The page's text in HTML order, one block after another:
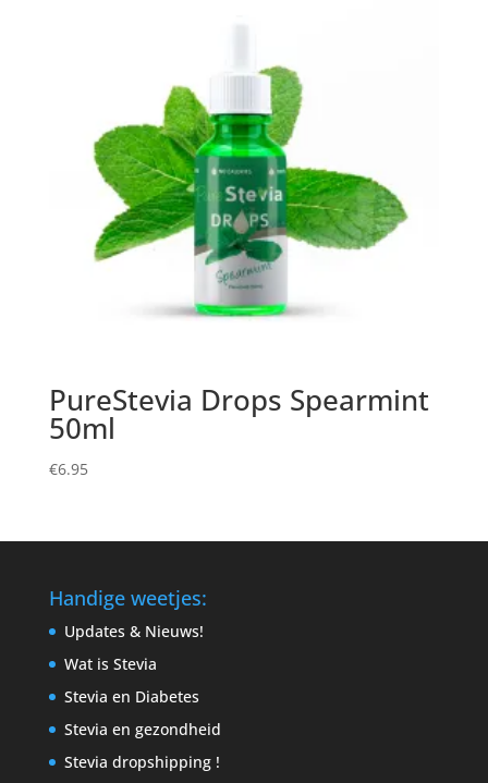
PureStevia Drops Spearmint
50ml
€6.95
Handige weetjes:
Updates & Nieuws!
Wat is Stevia
Stevia en Diabetes
Stevia en gezondheid
Stevia dropshipping !